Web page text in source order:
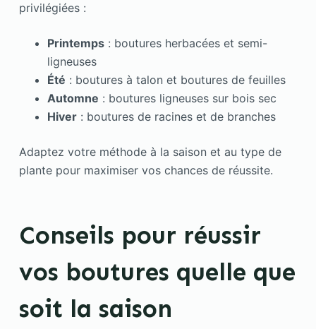
privilégiées :
Printemps: boutures herbacées et semi-
ligneuses
Été : boutures à talon et boutures de feuilles
Automne : boutures ligneuses sur bois sec
Hiver: boutures de racines et de branches
Adaptez votre méthode à la saison et au type de
plante pour maximiser vos chances de réussite.
Conseils pour réussir
vos boutures quelle que
soit la saison